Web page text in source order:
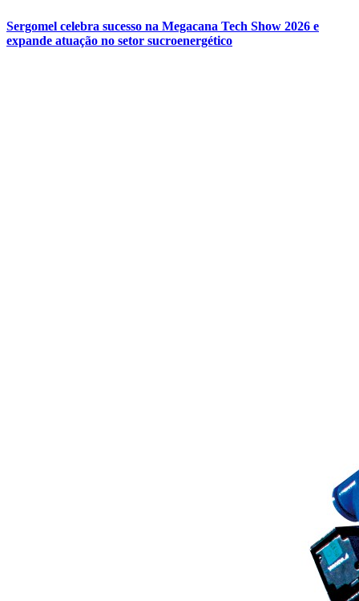
Sergomel celebra sucesso na Megacana Tech Show 2026 e
expande atuação no setor sucroenergético